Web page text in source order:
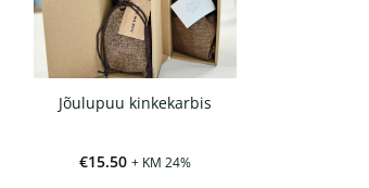
Jõulupuu kinkekarbis
€15.50 + KM 24%